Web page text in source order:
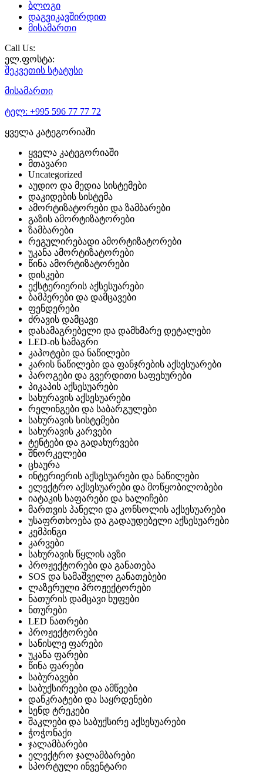
ბლოგი
დაგვიკავშირდით
მისამართი
Call Us:
ელ.ფოსტა:
შეკვეთის სტატუსი
მისამართი
ტელ: +995 596 77 77 72
ყველა კატეგორიაში
ყველა კატეგორიაში
მთავარი
Uncategorized
აუდიო და მედია სისტემები
დაკიდების სისტემა
ამორტიზატორები და ზამბარები
გაზის ამორტიზატორები
ზამბარები
რეგულირებადი ამორტიზატორები
უკანა ამორტიზატორები
წინა ამორტიზატორები
დისკები
ექსტერიერის აქსესუარები
ბამპერები და დამცავები
ფენდერები
ძრავის დამცავი
დასამაგრებელი და დამხმარე დეტალები
LED-ის სამაგრი
კაპოტები და ნაწილები
კარის ნაწილები და ფანჯრების აქსესუარები
პაროგები და გვერდითი საფეხურები
პიკაპის აქსესუარები
სახურავის აქსესუარები
რელინგები და საბარგულები
სახურავის სისტემები
სახურავის კარვები
ტენტები და გადახურვები
შნორკელები
ცხაურა
ინტერიერის აქსესუარები და ნაწილები
ელექტრო აქსესუარები და მოწყობილობები
იატაკის საფარები და ხალიჩები
მართვის პანელი და კონსოლის აქსესუარები
უსაფრთხოება და გადაუდებელი აქსესუარები
კემპინგი
კარვები
სახურავის წყლის ავზი
პროჟექტორები და განათება
SOS და სამაშველო განათებები
ლაზერული პროჟექტორები
ნათურის დამცავი ხუფები
ნთურები
LED ნათრები
პროჟექტორები
სანისლე ფარები
უკანა ფარები
წინა ფარები
საბურავები
საბუქსირეები და ამწეები
დანკრატები და საყრდენები
სენდ ტრეკები
შაკლები და საბუქსირე აქსესუარები
ჭოჭონაქი
ჯალამბარები
ელექტრო ჯალამბარები
სპორტული ინვენტარი